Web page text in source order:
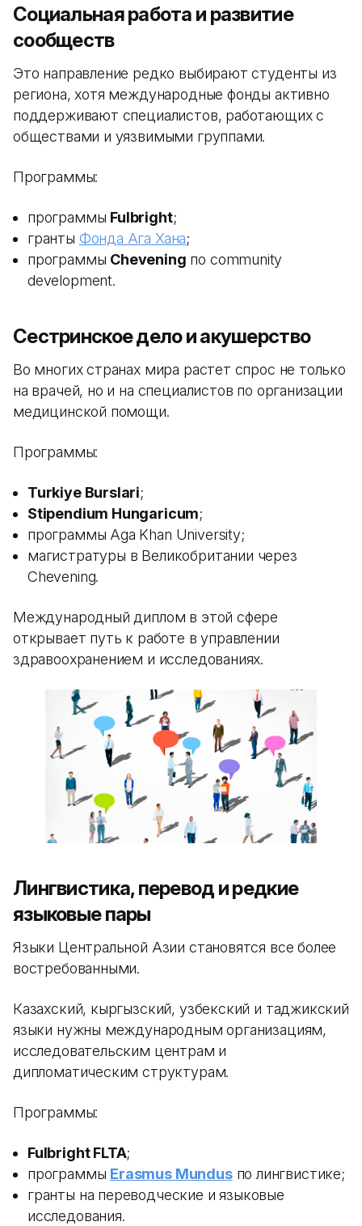
Социальная работа и развитие
сообществ
Это направление редко выбирают студенты из
региона, хотя международные фонды активно
поддерживают специалистов, работающих с
обществами и уязвимыми группами.
Программы:
программы Fulbright;
гранты Фонда Ага Хана;
программы Chevening по community
development.
Сестринское дело и акушерство
Во многих странах мира растет спрос не только
на врачей, но и на специалистов по организации
медицинской помощи.
Программы:
Turkiye Burslari;
Stipendium Hungaricum;
программы Aga Khan University;
магистратуры в Великобритании через
Chevening.
Международный диплом в этой сфере
открывает путь к работе в управлении
здравоохранением и исследованиях.
Лингвистика, перевод и редкие
языковые пары
Языки Центральной Азии становятся все более
востребованными.
Казахский, кыргызский, узбекский и таджикский
языки нужны международным организациям,
исследовательским центрам и
дипломатическим структурам.
Программы:
Fulbright FLTA;
программы Erasmus Mundusпо лингвистике;
гранты на переводческие и языковые
исследования.